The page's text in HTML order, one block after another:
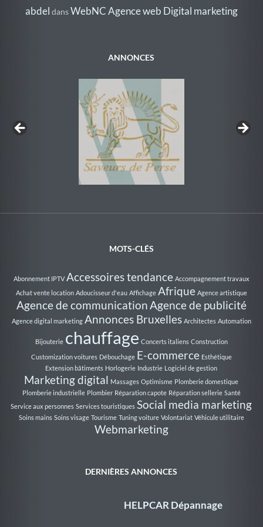
abdel dansWebNC Agence web Digital marketing
ANNONCES
Au Rythme de la Nage
MOTS-CLÉS
Abonnement IPTV Accessoires tendance Accompagnement travaux
Achat vente location Adoucisseur d'eau Affichage Afrique Agence artistique
Agence de communicationAgence de publicité
Agence digital marketing Annonces Bruxelles Architectes Automation
Bijouterie chauffage Concerts italiens Construction
Customization voitures Débouchage E-commerce Esthétique
Extension bâtiments Horlogerie Industrie Logiciel de gestion
Marketing digital Massages Optimisme Plomberie domestique
Plomberie industrielle Plombier Réparation capote Réparation sellerie Santé
Service aux personnes Services touristiques Social media marketing
Soins mains Soins visage Tourisme Tuning voiture Volontariat Véhicule utilitaire
Webmarketing
DERNIÈRES ANNONCES
HELPCAR Dépannage